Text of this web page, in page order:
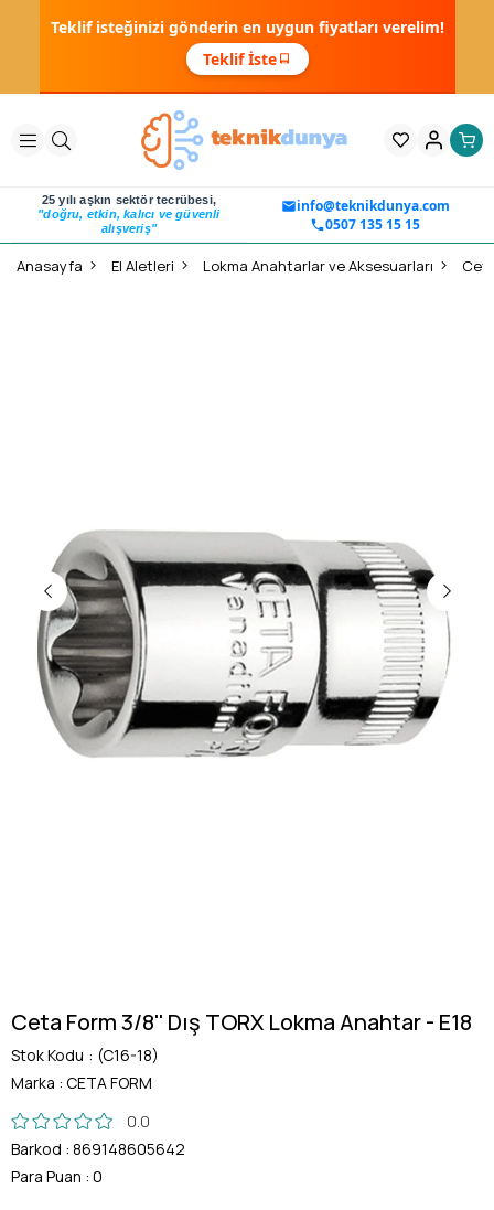
Teklif isteğinizi gönderin en uygun fiyatları verelim!
Teklif İste
25 yılı aşkın sektör tecrübesi,
"doğru, etkin, kalıcı ve güvenli
alışveriş"
info@teknikdunya.com
0507 135 15 15
Anasayfa El Aletleri Lokma Anahtarlar ve Aksesuarları
Ceta Form 3/8'' Dış TORX Lokma Anahtar - E18
Stok Kodu
(C16-18)
Marka : CETA FORM
0.0
Barkod : 869148605642
Para Puan : 0